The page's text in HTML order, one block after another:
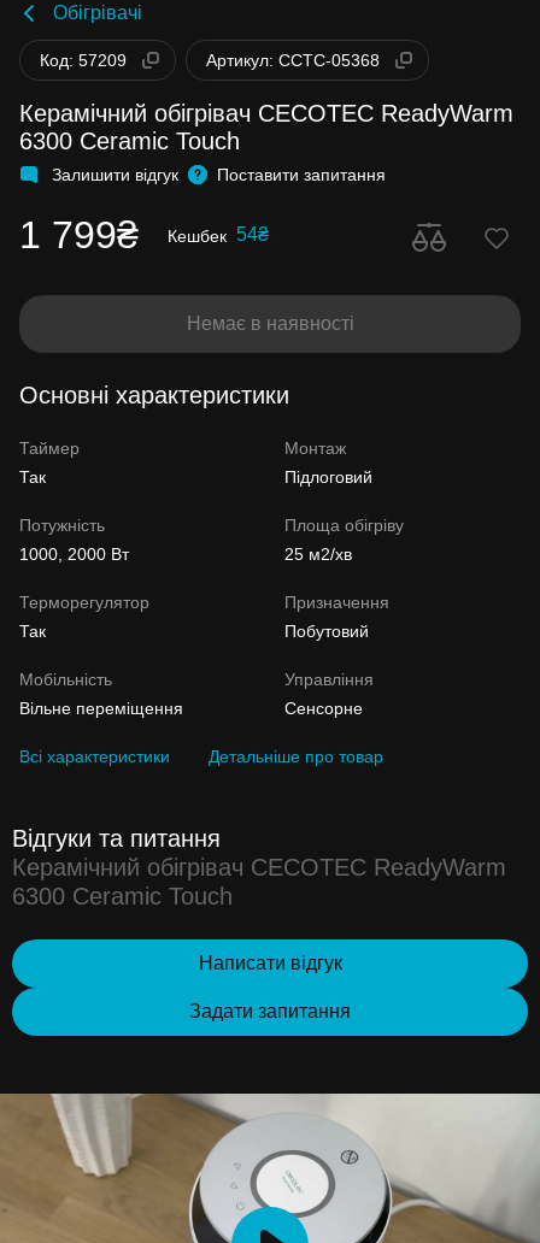
Обігрівачі
Код: 57209 Артикул: CCTC-05368
Керамічний обігрівач CECOTEC ReadyWarm
6300 Ceramic Touch
Залишити відгук Поставити запитання
1 799₴ Кешбек 54₴
Немає в наявності
Основні характеристики
Таймер
Так
Монтаж
Підлоговий
Потужність
1000, 2000 Вт
Площа обігріву
25 м2/хв
Терморегулятор
Так
Призначення
Побутовий
Мобільність
Вільне переміщення
Управління
Сенсорне
Всі характеристики Детальніше про товар
Відгуки та питання
Керамічний обігрівач CECOTEC ReadyWarm
6300 Ceramic Touch
Написати відгук
Задати запитання